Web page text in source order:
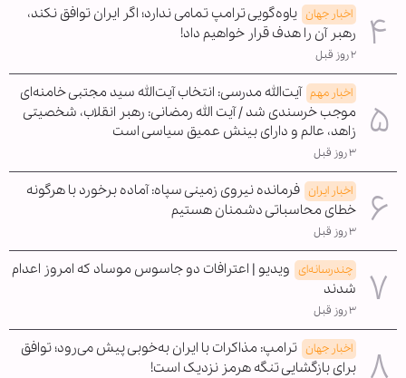
اخبار جهان یاوه‌گویی ترامپ تمامی ندارد؛ اگر ایران توافق نکند،
رهبر آن را هدف قرار خواهیم داد!
۲ روز قبل
اخبار مهم آیت‌الله مدرسی: انتخاب آیت‌الله سید مجتبی خامنه‌ای
موجب خرسندی شد / آیت الله رمضانی: رهبر انقلاب، شخصیتی
زاهد، عالم و دارای بینش عمیق سیاسی است
۳ روز قبل
اخبار ایران فرمانده نیروی زمینی سپاه: آماده برخورد با هرگونه
خطای محاسباتی دشمنان هستیم
۳ روز قبل
چندرسانه‌ای ویدیو | اعترافات دو جاسوس موساد که امروز اعدام
شدند
۳ روز قبل
اخبار جهان ترامپ: مذاکرات با ایران به‌خوبی پیش می‌رود؛ توافق
برای بازگشایی تنگه هرمز نزدیک است!